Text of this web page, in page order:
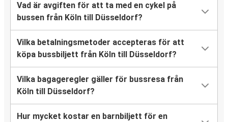
Vad är avgiften för att ta med en cykel på
bussen från Köln till Düsseldorf?
Vilka betalningsmetoder accepteras för att
köpa bussbiljett från Köln till Düsseldorf?
Vilka bagageregler gäller för bussresa från
Köln till Düsseldorf?
Hur mycket kostar en barnbiljett för en